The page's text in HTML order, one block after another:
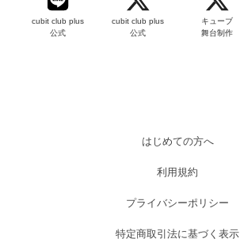
cubit club plus
公式
cubit club plus
公式
キューブ
舞台制作
はじめての方へ
利用規約
プライバシーポリシー
特定商取引法に基づく表示